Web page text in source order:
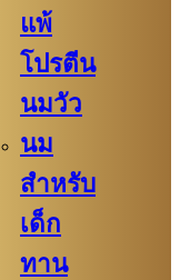
แพ้
โปรตีน
นมวัว
นม
สำหรับ
เด็ก
ทาน